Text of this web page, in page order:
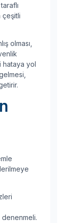
çeşitli
olması,
hataya yol
denenmeli.